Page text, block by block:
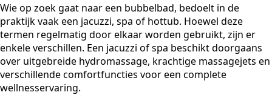
Wie op zoek gaat naar een bubbelbad, bedoelt in de
praktijk vaak een jacuzzi, spa of hottub. Hoewel deze
termen regelmatig door elkaar worden gebruikt, zijn er
enkele verschillen. Een jacuzzi of spa beschikt doorgaans
over uitgebreide hydromassage, krachtige massagejets en
verschillende comfortfuncties voor een complete
wellnesservaring.